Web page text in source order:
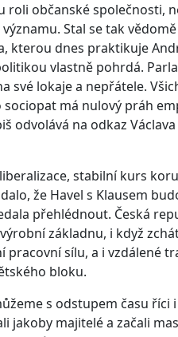
občanské společnosti,
Stal se tak
dnes praktikuje
vlastně pohrdá.
své lokaje a nepřátele.
má nulový práh
na odkaz
stabilní kurs
že Havel s Klausem
přehlédnout. Česká
základnu, i když
sílu, a i vzdálené
bloku.
s odstupem času
majitelé a začali